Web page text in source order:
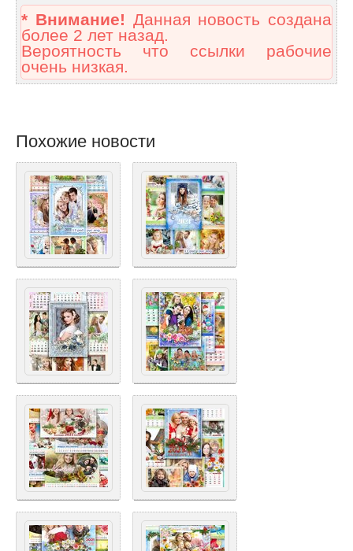
* Внимание! Данная новость создана
более 2 лет назад.
Вероятность что ссылки рабочие
очень низкая.
Похожие новости